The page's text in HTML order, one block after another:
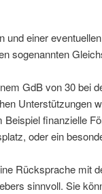
und einer
sogenannten
GdB von 30 bei
Unterstützungen
finanzielle
oder ein
Rücksprache mit
sinnvoll. Sie